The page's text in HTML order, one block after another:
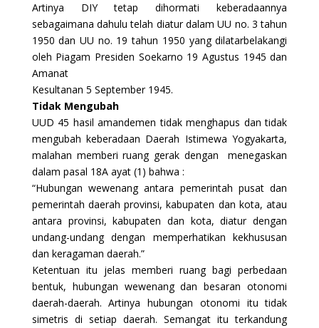
Artinya DIY tetap dihormati keberadaannya
sebagaimana dahulu telah diatur dalam UU no. 3 tahun
1950 dan UU no. 19 tahun 1950 yang dilatarbelakangi
oleh Piagam Presiden Soekarno 19 Agustus 1945 dan
Amanat
Kesultanan 5 September 1945.
Tidak Mengubah
UUD 45 hasil amandemen tidak menghapus dan tidak
mengubah keberadaan Daerah Istimewa Yogyakarta,
malahan memberi ruang gerak dengan menegaskan
dalam pasal 18A ayat (1) bahwa :
“Hubungan wewenang antara pemerintah pusat dan
pemerintah daerah provinsi, kabupaten dan kota, atau
antara provinsi, kabupaten dan kota, diatur dengan
undang-undang dengan memperhatikan kekhususan
dan keragaman daerah.”
Ketentuan itu jelas memberi ruang bagi perbedaan
bentuk, hubungan wewenang dan besaran otonomi
daerah-daerah. Artinya hubungan otonomi itu tidak
simetris di setiap daerah. Semangat itu terkandung